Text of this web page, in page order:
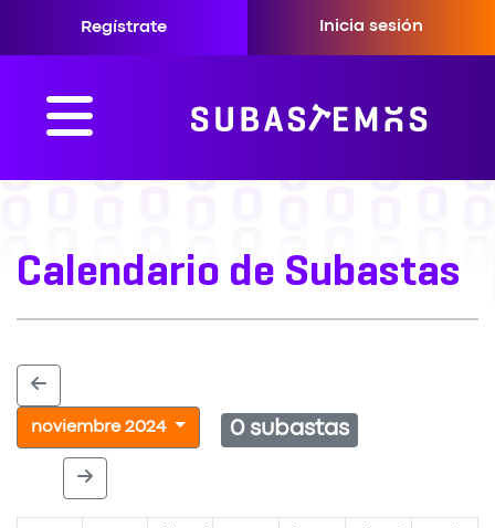
Regístrate Inicia sesión
Calendario de Subastas
noviembre 2024 0 subastas